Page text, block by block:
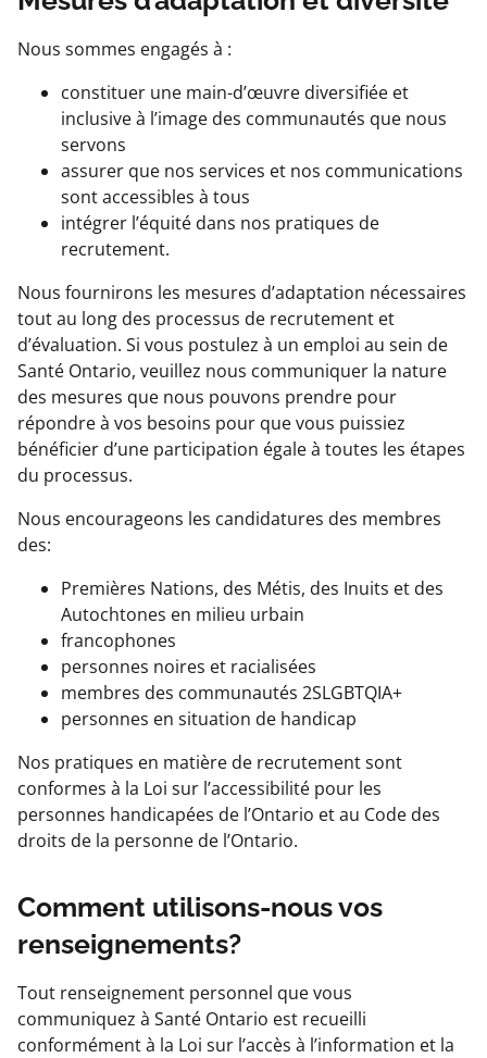
Nous sommes engagés à :
constituer une main-d’œuvre diversifiée et
inclusive à l’image des communautés que nous
servons
assurer que nos services et nos communications
sont accessibles à tous
intégrer l’équité dans nos pratiques de
recrutement.
Nous fournirons les mesures d’adaptation nécessaires
tout au long des processus de recrutement et
d’évaluation. Si vous postulez à un emploi au sein de
Santé Ontario, veuillez nous communiquer la nature
des mesures que nous pouvons prendre pour
répondre à vos besoins pour que vous puissiez
bénéficier d’une participation égale à toutes les étapes
du processus.
Nous encourageons les candidatures des membres
des:
Premières Nations, des Métis, des Inuits et des
Autochtones en milieu urbain
francophones
personnes noires et racialisées
membres des communautés 2SLGBTQIA+
personnes en situation de handicap
Nos pratiques en matière de recrutement sont
conformes à la Loi sur l’accessibilité pour les
personnes handicapées de l’Ontario et au Code des
droits de la personne de l’Ontario.
Comment utilisons-nous vos
renseignements?
Tout renseignement personnel que vous
communiquez à Santé Ontario est recueilli
conformément à la Loi sur l’accès à l’information et la